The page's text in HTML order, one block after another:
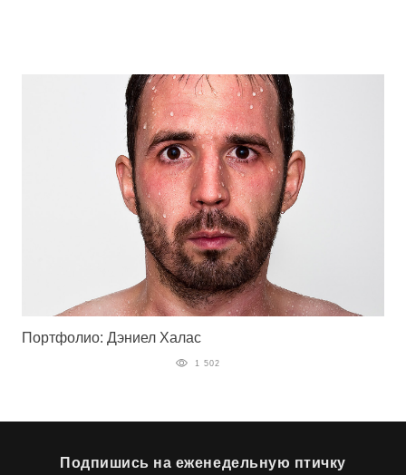
Портфолио: Дэниел Халас
1 502
Подпишись на еженедельную птичку